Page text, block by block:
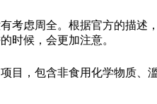
虑周全。根据官方的描述
时候，会更加注意。
目，包含非食用化学物质、